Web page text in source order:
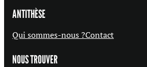
ANTITHÈSE
Qui sommes-nous ?Contact
NOUS TROUVER